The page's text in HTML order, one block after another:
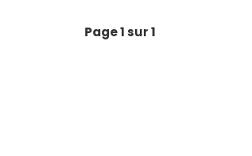
Page 1 sur 1